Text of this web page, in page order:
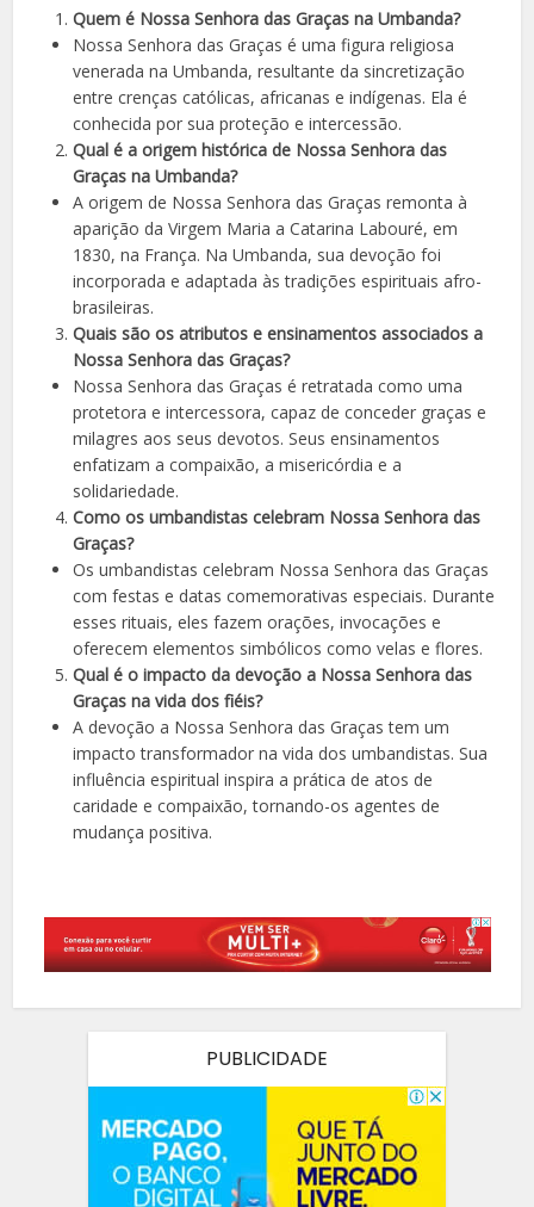
Quem é Nossa Senhora das Graças na Umbanda?
Nossa Senhora das Graças é uma figura religiosa
venerada na Umbanda, resultante da sincretização
entre crenças católicas, africanas e indígenas. Ela é
conhecida por sua proteção e intercessão.
Qual é a origem histórica de Nossa Senhora das
Graças na Umbanda?
A origem de Nossa Senhora das Graças remonta à
aparição da Virgem Maria a Catarina Labouré, em
1830, na França. Na Umbanda, sua devoção foi
incorporada e adaptada às tradições espirituais afro-
brasileiras.
Quais são os atributos e ensinamentos associados a
Nossa Senhora das Graças?
Nossa Senhora das Graças é retratada como uma
protetora e intercessora, capaz de conceder graças e
milagres aos seus devotos. Seus ensinamentos
enfatizam a compaixão, a misericórdia e a
solidariedade.
Como os umbandistas celebram Nossa Senhora das
Graças?
Os umbandistas celebram Nossa Senhora das Graças
com festas e datas comemorativas especiais. Durante
esses rituais, eles fazem orações, invocações e
oferecem elementos simbólicos como velas e flores.
Qual é o impacto da devoção a Nossa Senhora das
Graças na vida dos fiéis?
A devoção a Nossa Senhora das Graças tem um
impacto transformador na vida dos umbandistas. Sua
influência espiritual inspira a prática de atos de
caridade e compaixão, tornando-os agentes de
mudança positiva.
PUBLICIDADE